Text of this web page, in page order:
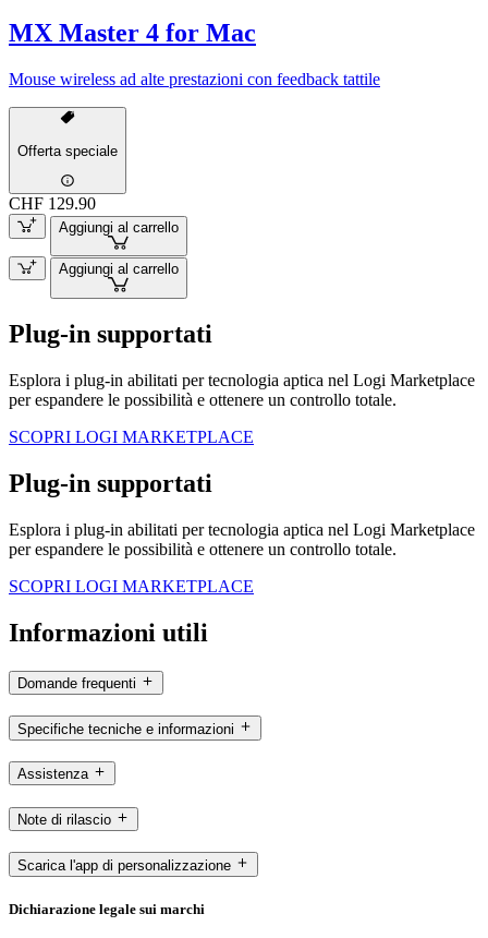
MX Master 4 for Mac
Mouse wireless ad alte prestazioni con feedback tattile
Offerta speciale
CHF 129.90
Aggiungi al carrello
Aggiungi al carrello
Plug-in supportati
Esplora i plug-in abilitati per tecnologia aptica nel Logi Marketplace
per espandere le possibilità e ottenere un controllo totale.
SCOPRI LOGI MARKETPLACE
Plug-in supportati
Esplora i plug-in abilitati per tecnologia aptica nel Logi Marketplace
per espandere le possibilità e ottenere un controllo totale.
SCOPRI LOGI MARKETPLACE
Informazioni utili
Domande frequenti
Specifiche tecniche e informazioni
Assistenza
Note di rilascio
Scarica l'app di personalizzazione
Dichiarazione legale sui marchi